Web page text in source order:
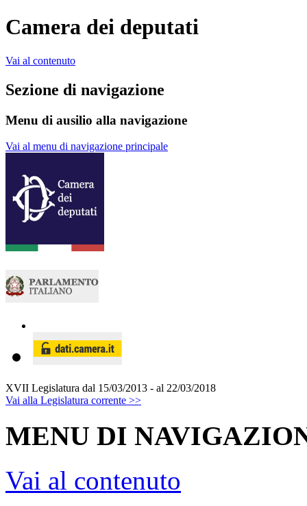
Camera dei deputati
Vai al contenuto
Sezione di navigazione
Menu di ausilio alla navigazione
Vai al menu di navigazione principale
XVII Legislatura dal 15/03/2013 - al 22/03/2018
Vai alla Legislatura corrente >>
MENU DI
Vai al contenuto